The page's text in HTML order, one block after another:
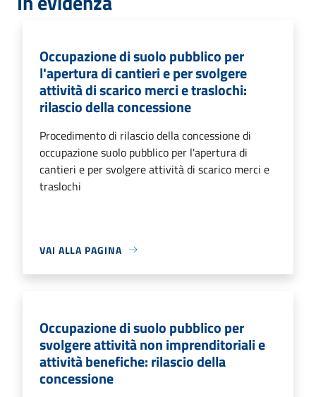
Occupazione di suolo pubblico per
l'apertura di cantieri e per svolgere
attività di scarico merci e traslochi:
rilascio della concessione
Procedimento di rilascio della concessione di
occupazione suolo pubblico per l'apertura di
cantieri e per svolgere attività di scarico merci e
traslochi
VAI ALLA PAGINA
Occupazione di suolo pubblico per
svolgere attività non imprenditoriali e
attività benefiche: rilascio della
concessione